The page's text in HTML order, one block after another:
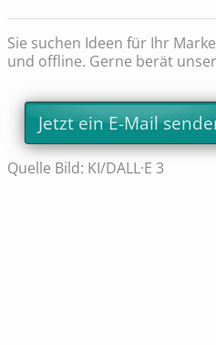
Sie suchen Ideen für Ihr
und offline. Gerne berät
Jetzt ein E-Mail
Quelle Bild: KI/DALL·E 3